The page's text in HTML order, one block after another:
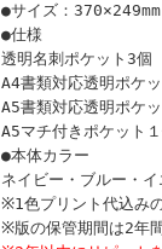
●サイズ：
●仕様
透明名刺ポケット3個
A4書類対応透明ポケ
A5書類対応透明ポケ
A5マチ付きポケット
●本体カラー
ネイビー・ブルー・
※1色プリント代込み
※版の保管期間は2年間